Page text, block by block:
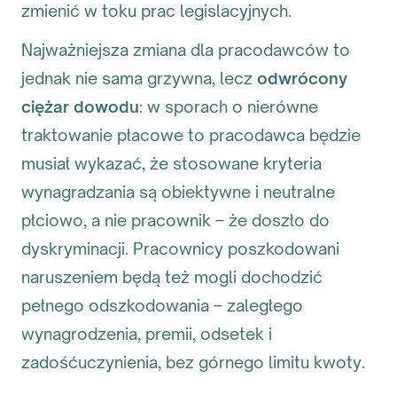
zmienić w toku prac legislacyjnych.
Najważniejsza zmiana dla pracodawców to
jednak nie sama grzywna, lecz odwrócony
ciężar dowodu: w sporach o nierówne
traktowanie płacowe to pracodawca będzie
musiał wykazać, że stosowane kryteria
wynagradzania są obiektywne i neutralne
płciowo, a nie pracownik – że doszło do
dyskryminacji. Pracownicy poszkodowani
naruszeniem będą też mogli dochodzić
pełnego odszkodowania – zaległego
wynagrodzenia, premii, odsetek i
zadośćuczynienia, bez górnego limitu kwoty.